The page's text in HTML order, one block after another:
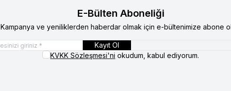
E-Bülten Aboneliği
Kampanya ve yeniliklerden haberdar olmak için e-bültenimize abone
Kayıt Ol
KVKK Sözleşmesi'ni okudum, kabul ediyorum.